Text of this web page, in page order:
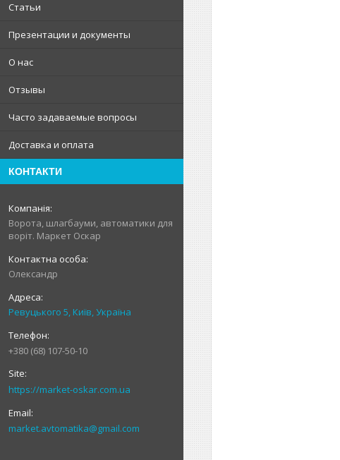
Статьи
Презентации и документы
О нас
Отзывы
Часто задаваемые вопросы
Доставка и оплата
КОНТАКТИ
Ворота, шлагбауми, автоматики для
воріт. Маркет Оскар
Олександр
Ревуцького 5, Київ, Україна
+380 (68) 107-50-10
https://market-oskar.com.ua
market.avtomatika@gmail.com